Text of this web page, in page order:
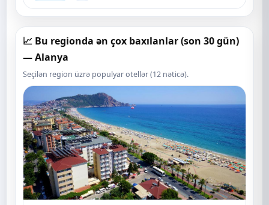
📈 Bu regionda ən çox baxılanlar (son 30 gün)
— Alanya
Seçilən region üzrə populyar otellər (12 nəticə).